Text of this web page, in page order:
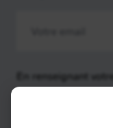
En renseignant
recevoir chaque
reconnaissez avoir